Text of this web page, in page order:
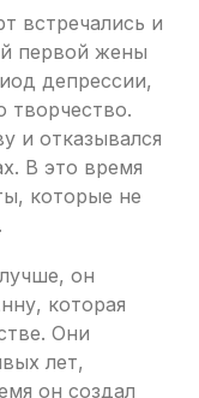
встречались и
первой жены
депрессии,
творчество.
и отказывался
В это время
которые не
он
которая
Они
лет,
он создал